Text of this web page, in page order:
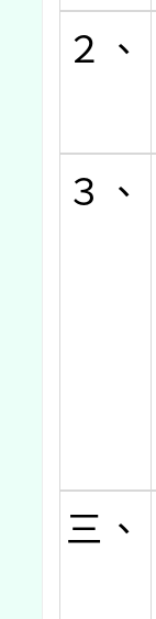
２、
３、
三、